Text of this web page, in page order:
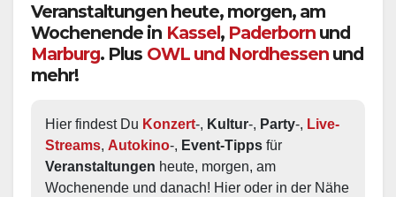
Veranstaltungen heute, morgen, am
Wochenende in Kassel, Paderborn und
Marburg. Plus OWL und Nordhessen und
mehr!
Hier findest Du Konzert-, Kultur-, Party-, Live-
Streams, Autokino-, Event-Tipps
Veranstaltungen heute, morgen, am
Wochenende und danach! Hier oder in der Nähe